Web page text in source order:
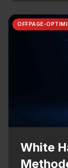
OFFPAGE-
White